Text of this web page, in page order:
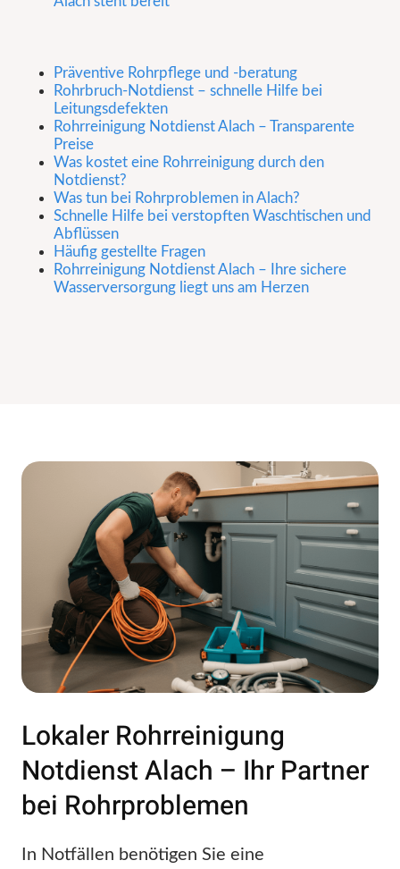
Präventive Rohrpflege und -beratung
Rohrbruch-Notdienst – schnelle Hilfe bei
Leitungsdefekten
Rohrreinigung Notdienst Alach – Transparente
Preise
Was kostet eine Rohrreinigung durch den
Notdienst?
Was tun bei Rohrproblemen in Alach?
Schnelle Hilfe bei verstopften Waschtischen und
Abflüssen
Häufig gestellte Fragen
Rohrreinigung Notdienst Alach – Ihre sichere
Wasserversorgung liegt uns am Herzen
Lokaler Rohrreinigung
Notdienst Alach – Ihr Partner
bei Rohrproblemen
In Notfällen benötigen Sie eine